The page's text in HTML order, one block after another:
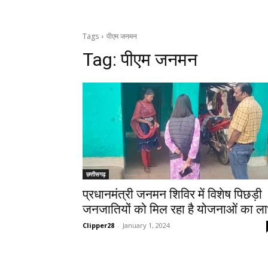
Tags पीएम जनमन
Tag:पीएम जनमन
छत्तीसगढ़
प्रधानमंत्री जनमन शिविर में विशेष पिछड़ी
जनजातियों को मिल रहा है योजनाओं का
Clipper28 - January 1, 2024